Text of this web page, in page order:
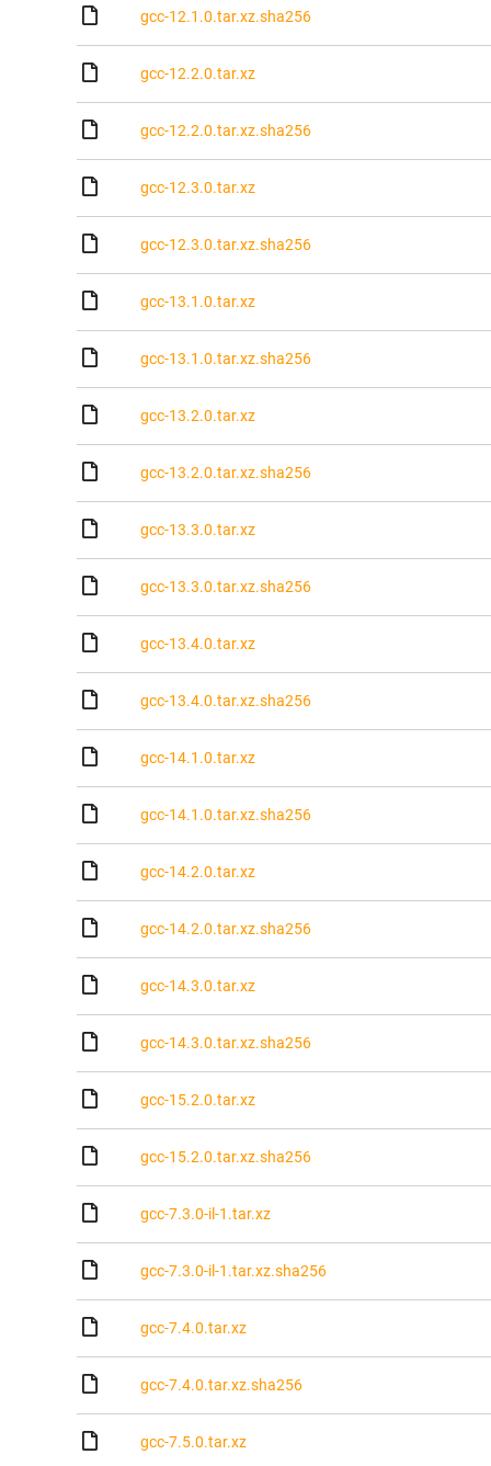
gcc-12.1.0.tar.xz.sha256
gcc-12.2.0.tar.xz
gcc-12.2.0.tar.xz.sha256
gcc-12.3.0.tar.xz
gcc-12.3.0.tar.xz.sha256
gcc-13.1.0.tar.xz
gcc-13.1.0.tar.xz.sha256
gcc-13.2.0.tar.xz
gcc-13.2.0.tar.xz.sha256
gcc-13.3.0.tar.xz
gcc-13.3.0.tar.xz.sha256
gcc-13.4.0.tar.xz
gcc-13.4.0.tar.xz.sha256
gcc-14.1.0.tar.xz
gcc-14.1.0.tar.xz.sha256
gcc-14.2.0.tar.xz
gcc-14.2.0.tar.xz.sha256
gcc-14.3.0.tar.xz
gcc-14.3.0.tar.xz.sha256
gcc-15.2.0.tar.xz
gcc-15.2.0.tar.xz.sha256
gcc-7.3.0-il-1.tar.xz
gcc-7.3.0-il-1.tar.xz.sha256
gcc-7.4.0.tar.xz
gcc-7.4.0.tar.xz.sha256
gcc-7.5.0.tar.xz